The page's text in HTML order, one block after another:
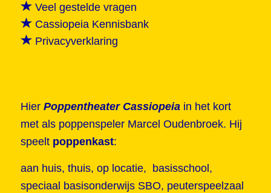
Veel gestelde vragen
Cassiopeia Kennisbank
Privacyverklaring
Hier Poppentheater Cassiopeia in het kort
met als poppenspeler Marcel Oudenbroek. Hij
speeltpoppenkast:
aan huis, thuis, op locatie, basisschool,
speciaal basisonderwijs SBO, peuterspeelzaal